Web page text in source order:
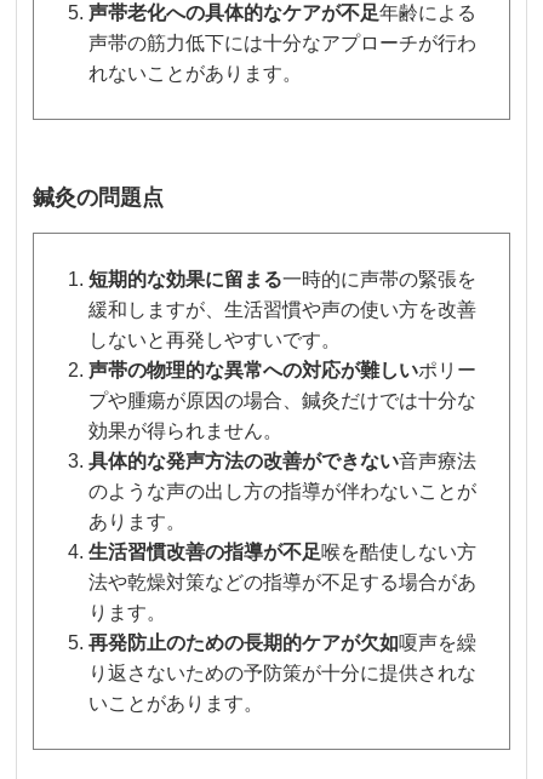
声帯老化への具体的なケアが不足年齢による
声帯の筋力低下には十分なアプローチが行わ
れないことがあります。
鍼灸の問題点
短期的な効果に留まる一時的に声帯の緊張を
緩和しますが、生活習慣や声の使い方を改善
しないと再発しやすいです。
声帯の物理的な異常への対応が難しいポリー
プや腫瘍が原因の場合、鍼灸だけでは十分な
効果が得られません。
具体的な発声方法の改善ができない音声療法
のような声の出し方の指導が伴わないことが
あります。
生活習慣改善の指導が不足喉を酷使しない方
法や乾燥対策などの指導が不足する場合があ
ります。
再発防止のための長期的ケアが欠如嗄声を繰
り返さないための予防策が十分に提供されな
いことがあります。